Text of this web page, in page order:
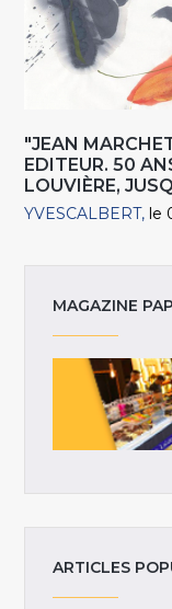
"JEAN
EDITEUR. 50
LOUVIÈRE,
YVESCALBERT le
MAGAZINE
ARTICLES